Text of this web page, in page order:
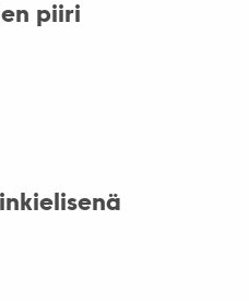
piiri